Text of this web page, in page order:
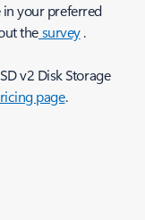
in your preferred
thesurvey.
v2 Disk Storage
page.